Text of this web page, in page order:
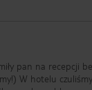
pan na recepcji
W hotelu